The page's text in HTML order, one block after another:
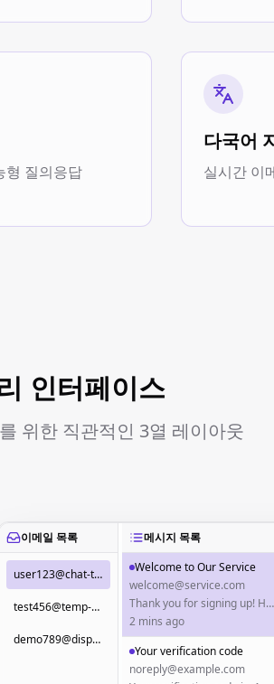
형 질의응답
다국어
실시간 이
인터페이스
위한 직관적인 3열 레이아웃
이메일 목록
user123@chat-tempmail.com
test456@temp-email.io
demo789@disposable.email
메시지 목록
Welcome to Our Service
welcome@service.com
Thank you for signing up! Here's how to get started...
2 mins ago
Your verification code
noreply@example.com